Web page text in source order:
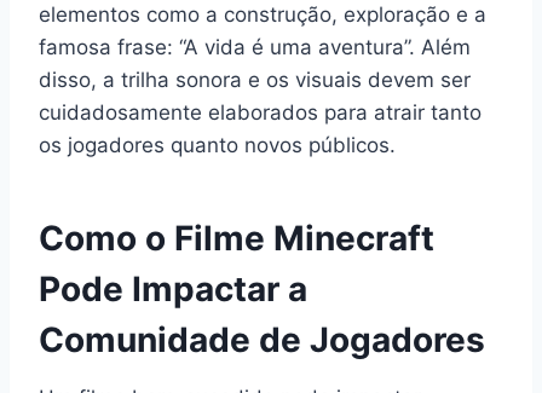
elementos como a construção, exploração e a
famosa frase: “A vida é uma aventura”. Além
disso, a trilha sonora e os visuais devem ser
cuidadosamente elaborados para atrair tanto
os jogadores quanto novos públicos.
Como o Filme Minecraft
Pode Impactar a
Comunidade de Jogadores